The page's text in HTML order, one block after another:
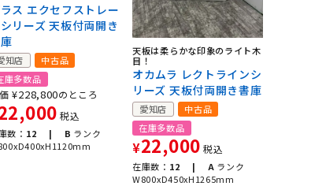
ス エクセフストレー
リーズ 天板付両開き
知店
中古品
庫多数品
¥228,800のところ
税込
数： 12 | B ランク
天板は柔らかな印象のライト木
目！
オカムラ レクトラインシ
リーズ 天板付両開き書庫
愛知店
中古品
在庫多数品
¥22,000 税込
在庫数： 12 | A ランク
W800xD450xH1265mm